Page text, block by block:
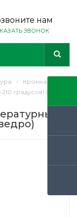
нам
ЗВОНОК
-
Кромка ЛДСП
градусов) (ведро)